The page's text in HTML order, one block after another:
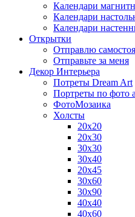
Календари
Календари
Календари
Открытки
Отправлю
Отправьте за меня
Декор Интерьера
Потреты Dream Art
Портреты по фото
ФотоМозаика
Холсты
20х20
20х30
30х30
30х40
20х45
30х60
30х90
40х40
40х60